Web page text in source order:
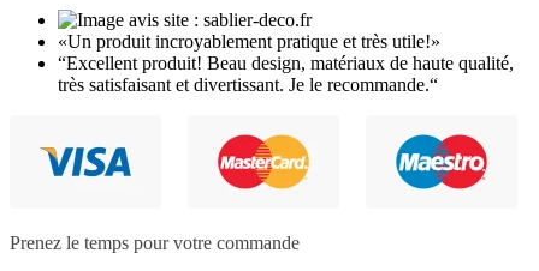
«Un produit incroyablement pratique et très utile!»
“Excellent produit! Beau design, matériaux de haute qualité,
très satisfaisant et divertissant. Je le recommande.“
Prenez le temps pour votre commande